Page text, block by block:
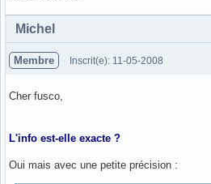
Hors ligne
Michel
Membre Inscrit(e): 11-05-2008
Cher fusco,
L'info est-elle exacte ?
Oui mais avec une petite précision :